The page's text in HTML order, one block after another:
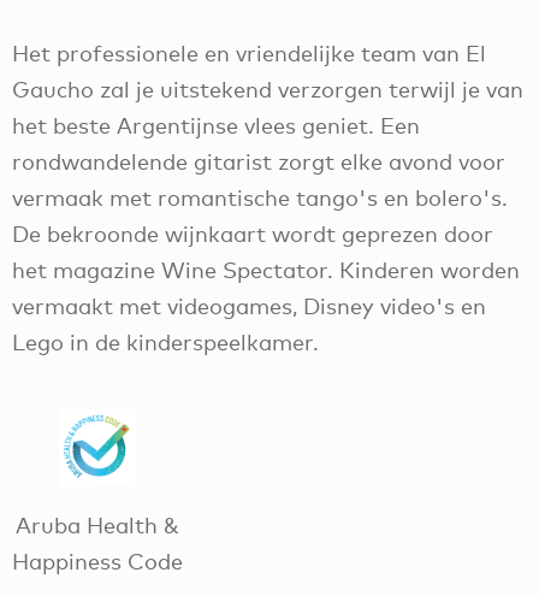
Het professionele en vriendelijke team van El
Gaucho zal je uitstekend verzorgen terwijl je van
het beste Argentijnse vlees geniet. Een
rondwandelende gitarist zorgt elke avond voor
vermaak met romantische tango's en bolero's.
De bekroonde wijnkaart wordt geprezen door
het magazine Wine Spectator. Kinderen worden
vermaakt met videogames, Disney video's en
Lego in de kinderspeelkamer.
Aruba Health &
Happiness Code